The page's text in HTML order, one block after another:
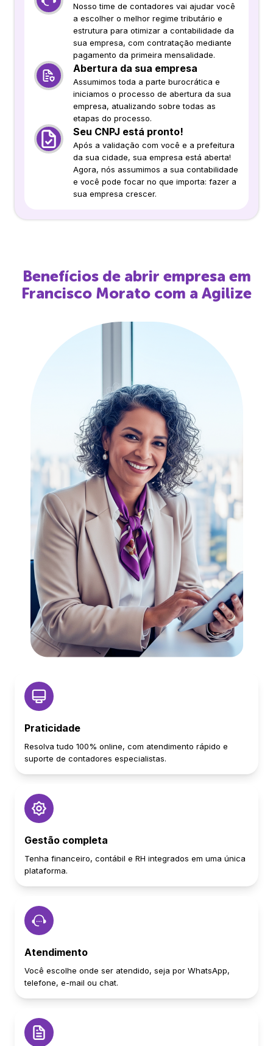
Nosso time de contadores vai ajudar você
a escolher o melhor regime tributário e
estrutura para otimizar a contabilidade da
sua empresa, com contratação mediante
pagamento da primeira mensalidade.
Abertura da sua empresa
Assumimos toda a parte burocrática e
iniciamos o processo de abertura da sua
empresa, atualizando sobre todas as
etapas do processo.
Seu CNPJ está pronto!
Após a validação com você e a prefeitura
da sua cidade, sua empresa está aberta!
Agora, nós assumimos a sua contabilidade
e você pode focar no que importa: fazer a
sua empresa crescer.
Benefícios de abrir empresa em
Francisco Morato com a Agilize
Praticidade
Resolva tudo 100% online, com atendimento rápido e
suporte de contadores especialistas.
Gestão completa
Tenha financeiro, contábil e RH integrados em uma única
plataforma.
Atendimento
Você escolhe onde ser atendido, seja por WhatsApp,
telefone, e-mail ou chat.